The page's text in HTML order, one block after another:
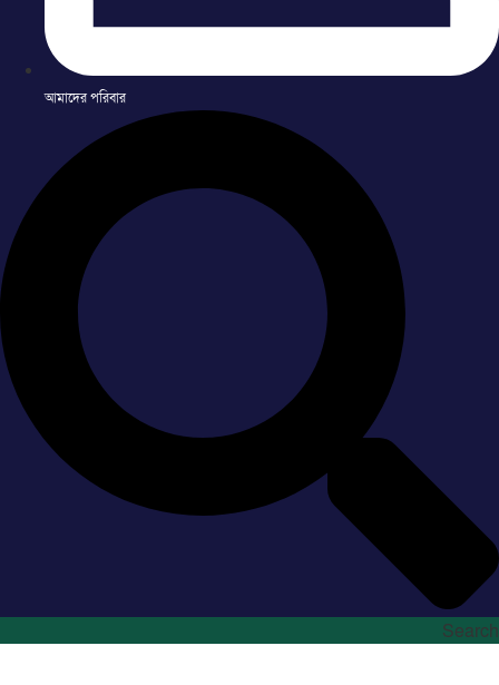
আমাদের পরিবার
Search